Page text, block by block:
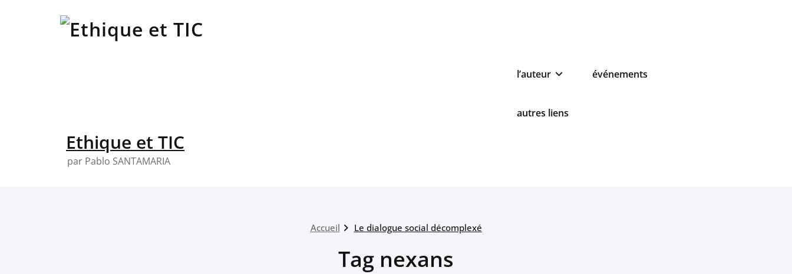
Ethique et TIC
par Pablo SANTAMARIA
l’auteur événements
autres liens
Accueil Le dialogue social décomplexé
Tag nexans